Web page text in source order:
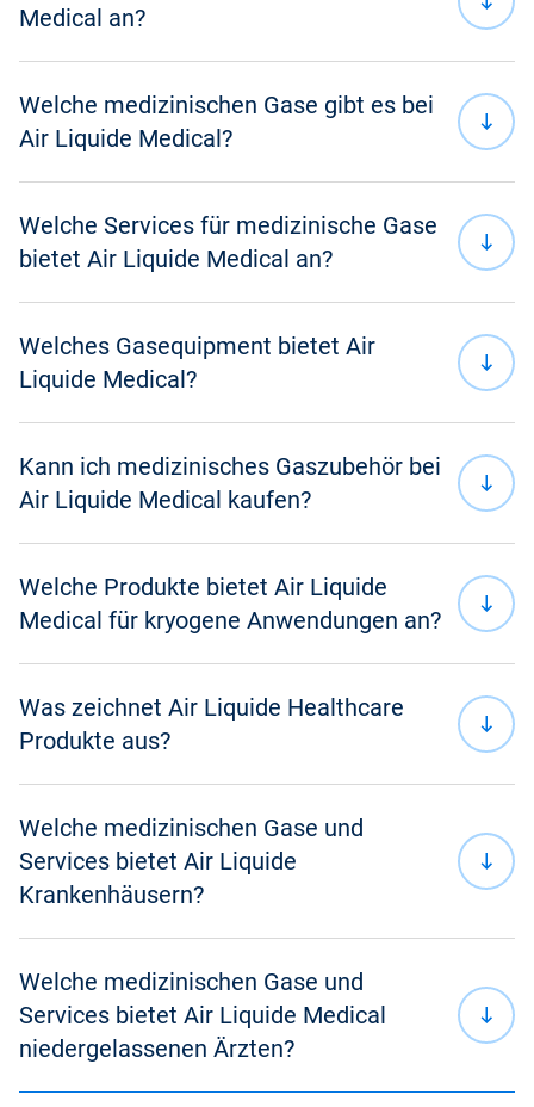
Nachhaltigkeit
Produkte und Services
Druckgasbehälter
Herstellung und Vertrieb von medizinischen Gasen
Changing Care. With
You.
Always There...
Medical an?
Welche medizinischen Gase gibt es bei
Air Liquide Medical?
medizinisches Lachgas-Sauerstoff-Gemisch
medizinisches Stickstoffmonoxid (NO)
medizinisches Kohlendioxid (CO
Welche Services für medizinische Gase
bietet Air Liquide Medical an?
Sprechstundenbedarfs
kontaktieren
Learning
Gasflaschen
Anschluss von Gasflaschen
Kundenportale
Welches Gasequipment bietet Air
Liquide Medical?
Equipment zur Beförderung von Gasflaschen
Beatmungsgeräte
Applikationsgeräte für die Verabreichung von
gasförmigem Stickstoffmonoxid (NO)
Kann ich medizinisches Gaszubehör bei
Air Liquide Medical kaufen?
Welche Produkte bietet Air Liquide
Medical für kryogene Anwendungen an?
Langzeitlagerung Ihrer biologischer Proben
Belieferung mit flüssigem Stickstoff (N )
Kryotransportservice
Kryowartungsservice
Was zeichnet Air Liquide Healthcare
Produkte aus?
medizinischen Gasen
Welche medizinischen Gase und
Services bietet Air Liquide
Krankenhäusern?
Welche medizinischen Gase und
Services bietet Air Liquide Medical
niedergelassenen Ärzten?